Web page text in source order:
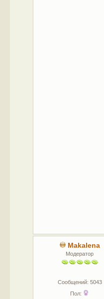
Makalena
Модератор
Сообщений: 5043
Пол: